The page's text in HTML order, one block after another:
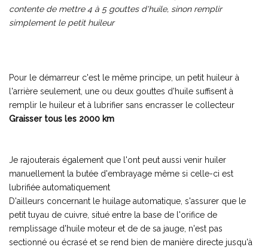
contente de mettre 4 à 5 gouttes d'huile, sinon remplir
simplement le petit huileur
Pour le démarreur c'est le même principe, un petit huileur à
l'arrière seulement, une ou deux gouttes d'huile suffisent à
remplir le huileur et à lubrifier sans encrasser le collecteur
Graisser tous les 2000 km
Je rajouterais également que l'ont peut aussi venir huiler
manuellement la butée d'embrayage même si celle-ci est
lubrifiée automatiquement
D'ailleurs concernant le huilage automatique, s'assurer que le
petit tuyau de cuivre, situé entre la base de l'orifice de
remplissage d'huile moteur et de de sa jauge, n'est pas
sectionné ou écrasé et se rend bien de manière directe jusqu'à